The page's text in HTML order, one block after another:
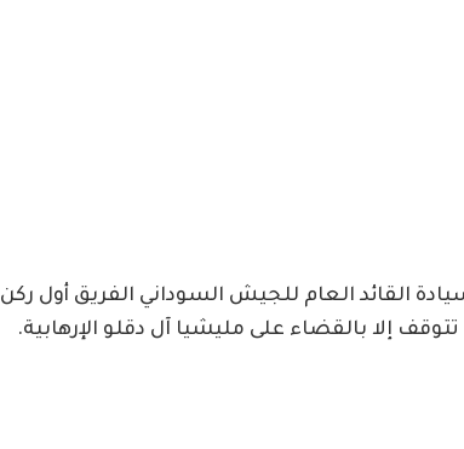
القائد العام للجيش السوداني الفريق أول ركن
إلا بالقضاء على مليشيا آل دقلو الإرهابية.